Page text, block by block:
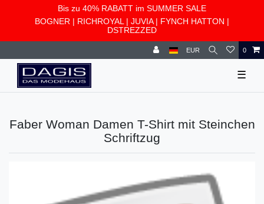
Bis zu 40% RABATT im SUMMER SALE
BOGNER | RICHROYAL | JUVIA| FYNCH HATTON |
DSTREZZED
EUR 0
☰
Faber Woman Damen T-Shirt mit Steinchen
Schriftzug